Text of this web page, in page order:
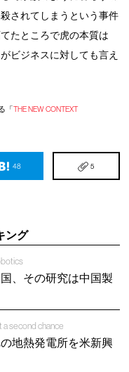
されてしまうという事件
たところで虎の本質は
ビジネスに対しても言え
「THE NEW CONTEXT
48 5
ング
、その研究は中国製
second chance
地熱発電所を米新興